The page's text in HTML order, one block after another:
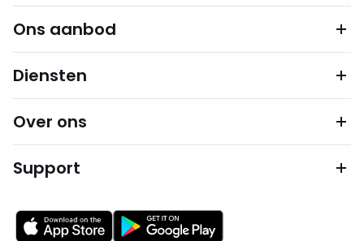
Ons aanbod
Diensten
Over ons
Support